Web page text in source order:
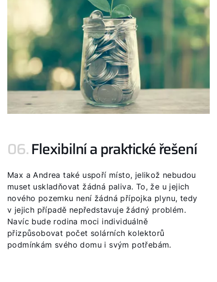
06.Flexibilní a praktické řešení
Max a Andrea také uspoří místo, jelikož nebudou
muset uskladňovat žádná paliva. To, že u jejich
nového pozemku není žádná přípojka plynu, tedy
v jejich případě nepředstavuje žádný problém.
Navíc bude rodina moci individuálně
přizpůsobovat počet solárních kolektorů
podmínkám svého domu i svým potřebám.
Obchodní tým
Kariéra
5letá záruka
Dotace